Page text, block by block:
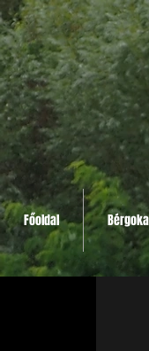
Főoldal